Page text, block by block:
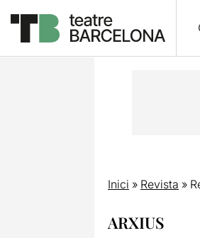
Inici » Revista »
ARXIUS